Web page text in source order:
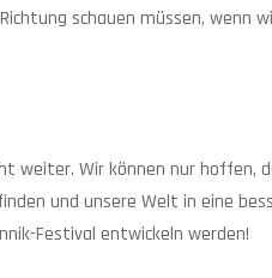
schauen müssen, wenn
weiter. Wir können nur hoffen,
und unsere Welt in eine
Festival entwickeln werden!